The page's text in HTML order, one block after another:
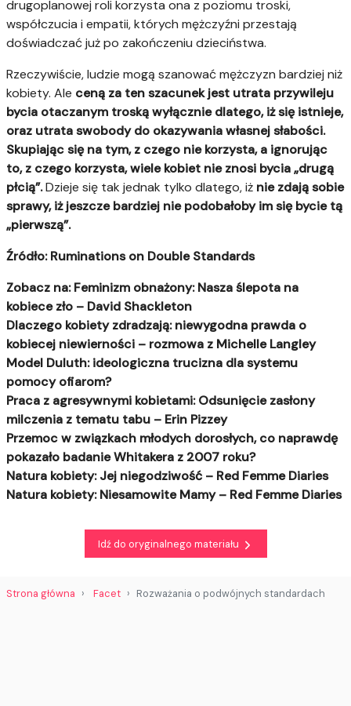
drugoplanowej roli korzysta ona z poziomu troski,
współczucia i empatii, których mężczyźni przestają
doświadczać już po zakończeniu dzieciństwa.
Rzeczywiście, ludzie mogą szanować mężczyzn bardziej niż
kobiety. Ale ceną za ten szacunek jest utrata przywileju
bycia otaczanym troską wyłącznie dlatego, iż się istnieje,
oraz utrata swobody do okazywania własnej słabości.
Skupiając się na tym, z czego nie korzysta, a ignorując
to, z czego korzysta, wiele kobiet nie znosi bycia „drugą
płcią”.Dzieje się tak jednak tylko dlatego, iż nie zdają sobie
sprawy, iż jeszcze bardziej nie podobałoby im się bycie tą
„pierwszą”.
Źródło:Ruminations on Double Standards
Zobacz na: Feminizm obnażony: Nasza ślepota na
kobiece zło – David Shackleton
Dlaczego kobiety zdradzają: niewygodna prawda o
kobiecej niewierności – rozmowa z Michelle Langley
Model Duluth: ideologiczna trucizna dla systemu
pomocy ofiarom?
Praca z agresywnymi kobietami: Odsunięcie zasłony
milczenia z tematu tabu – Erin Pizzey
Przemoc w związkach młodych dorosłych, co naprawdę
pokazało badanie Whitakera z 2007 roku?
Natura kobiety: Jej niegodziwość – Red Femme Diaries
Natura kobiety: Niesamowite Mamy – Red Femme Diaries
Idź do oryginalnego materiału
Strona główna Facet Rozważania o podwójnych standardach